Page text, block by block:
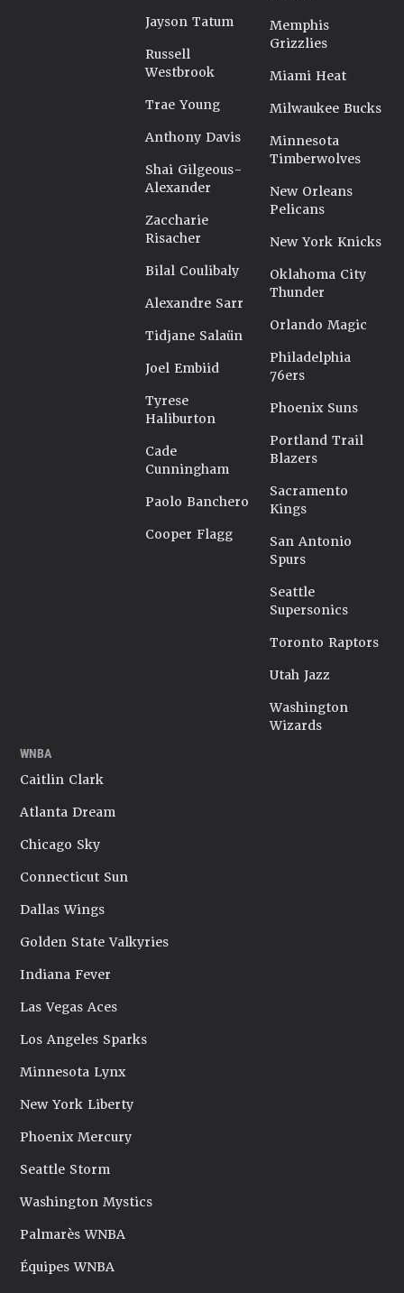
Jayson Tatum
Russell
Westbrook
Trae Young
Anthony Davis
Shai Gilgeous-
Alexander
Zaccharie
Risacher
Bilal Coulibaly
Alexandre Sarr
Tidjane Salaün
Joel Embiid
Tyrese
Haliburton
Cade
Cunningham
Paolo Banchero
Cooper Flagg
Memphis
Grizzlies
Miami Heat
Milwaukee Bucks
Minnesota
Timberwolves
New Orleans
Pelicans
New York Knicks
Oklahoma City
Thunder
Orlando Magic
Philadelphia
76ers
Phoenix Suns
Portland Trail
Blazers
Sacramento
Kings
San Antonio
Spurs
Seattle
Supersonics
Toronto Raptors
Utah Jazz
Washington
Wizards
WNBA
Caitlin Clark
Atlanta Dream
Chicago Sky
Connecticut Sun
Dallas Wings
Golden State Valkyries
Indiana Fever
Las Vegas Aces
Los Angeles Sparks
Minnesota Lynx
New York Liberty
Phoenix Mercury
Seattle Storm
Washington Mystics
Palmarès WNBA
Équipes WNBA